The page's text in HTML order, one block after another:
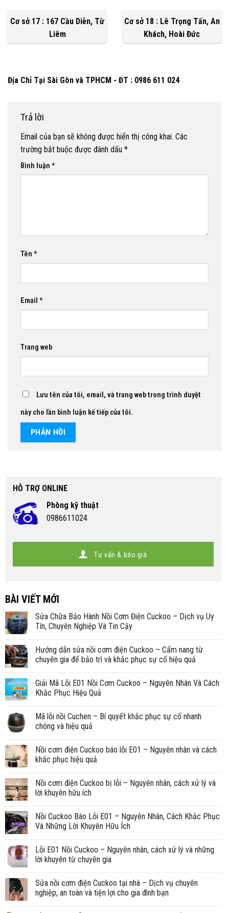
Cơ sở 17 : 167 Cầu Diễn, Từ
Liêm
Cơ sở 18 : Lê Trọng Tấn, An
Khách, Hoài Đức
Địa Chỉ Tại Sài Gòn và TPHCM - ĐT : 0986 611 024
Trả lời
Email của bạn sẽ không được hiển thị công khai. Các
trường bắt buộc được đánh dấu *
Bình luận *
Tên *
Email *
Trang web
Lưu tên của tôi, email, và trang web trong trình duyệt
này cho lần bình luận kế tiếp của tôi.
HỖ TRỢ ONLINE
Phòng kỹ thuật
0986611024
Tư vấn & báo giá
BÀI VIẾT MỚI
Sửa Chữa Bảo Hành Nồi Cơm Điện Cuckoo – Dịch vụ Uy
Tín, Chuyên Nghiệp Và Tin Cậy
Hướng dẫn sửa nồi cơm điện Cuckoo – Cẩm nang từ
chuyên gia để bảo trì và khắc phục sự cố hiệu quả
Giải Mã Lỗi E01 Nồi Cơm Cuckoo – Nguyên Nhân Và Cách
Khắc Phục Hiệu Quả
Mã lỗi nồi Cuchen – Bí quyết khắc phục sự cố nhanh
chóng và hiệu quả
Nồi cơm điện Cuckoo báo lỗi E01 – Nguyên nhân và cách
khắc phục hiệu quả
Nồi cơm điện Cuckoo bị lỗi – Nguyên nhân, cách xử lý và
lời khuyên hữu ích
Nồi Cuckoo Báo Lỗi E01 – Nguyên Nhân, Cách Khắc Phục
Và Những Lời Khuyên Hữu Ích
Lỗi E01 Nồi Cuckoo – Nguyên nhân, cách xử lý và những
lời khuyên từ chuyên gia
Sửa nồi cơm điện Cuckoo tại nhà – Dịch vụ chuyên
nghiệp, an toàn và tiện lợi cho gia đình bạn